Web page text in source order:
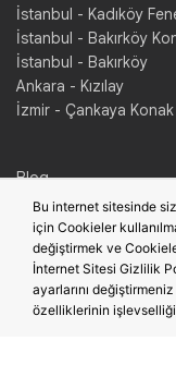
İstanbul - Kadıköy
İstanbul - Bakırköy
İstanbul - Bakırköy
Ankara - Kızılay
İzmir - Çankaya Konak
Blog
İletişim
Piyano Kiralama
Konser Salonu
Bu internet sitesinde
için Cookieler
değiştirmek ve
İnternet Sitesi Gizlilik
ayarlarını
özelliklerinin